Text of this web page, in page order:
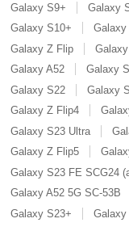
Galaxy S9+
Galaxy
Galaxy S10+
Galaxy
Galaxy Z Flip
Galaxy A52
Galaxy
Galaxy S22
Galaxy
Galaxy Z Flip4
Galaxy S23 Ultra
Galaxy Z Flip5
Galaxy S23 FE SCG24
Galaxy A52 5G SC-53B
Galaxy S23+
Galaxy